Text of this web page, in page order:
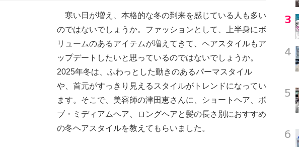
寒い日が増え、本格的な冬の到来を感じている人も多い
のではないでしょうか。ファッションとして、上半身にボ
リュームのあるアイテムが増えてきて、ヘアスタイルもア
ップデートしたいと思っているのではないでしょうか。
2025年冬は、ふわっとした動きのあるパーマスタイル
や、首元がすっきり見えるスタイルがトレンドになってい
ます。そこで、美容師の津田恵さんに、ショートヘア、ボ
ブ・ミディアムヘア、ロングヘアと髪の長さ別におすすめ
の冬ヘアスタイルを教えてもらいました。